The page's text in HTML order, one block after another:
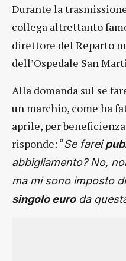
Durante la
collega altrettanto
direttore del Reparto
dell’Ospedale San
Alla domanda sul se
un marchio, come ha
aprile, per
risponde: “Se farei
abbigliamento? No,
ma mi sono imposto
singolo euroda